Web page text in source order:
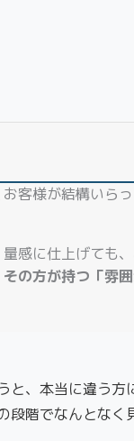
客様が結構いら
感に仕上げても
その方が持つ「雰囲
と、本当に違う方
階でなんとなく